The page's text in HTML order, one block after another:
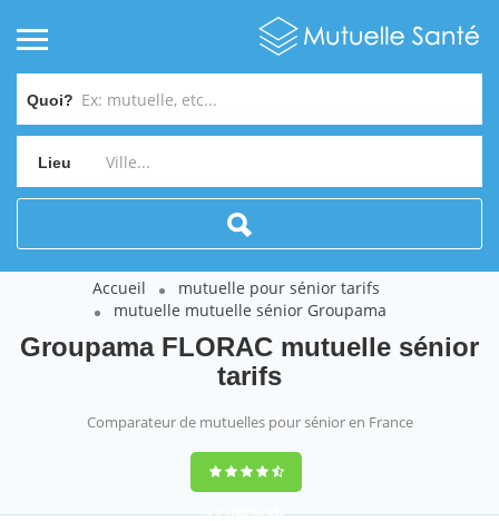
Quoi?
Lieu
Accueil
mutuelle pour sénior tarifs
mutuelle mutuelle sénior Groupama
Groupama FLORAC mutuelle sénior
tarifs
Comparateur de mutuelles pour sénior en France
9,2(100%)452